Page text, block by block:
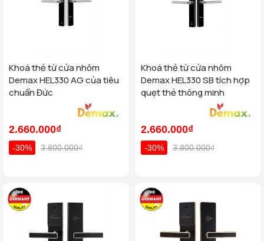
Khoá thẻ từ cửa nhôm
Demax HEL330 AG của tiêu
chuẩn Đức
2.660.000₫
-30% 3.800.000₫
Khoá thẻ từ cửa nhôm
Demax HEL330 SB tích hợp
quẹt thẻ thông minh
2.660.000₫
-30% 3.800.000₫